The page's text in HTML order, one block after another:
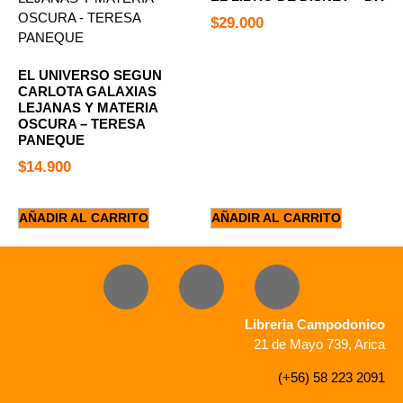
EL UNIVERSO SEGUN
CARLOTA GALAXIAS
LEJANAS Y MATERIA
OSCURA – TERESA
PANEQUE
$14.900
AÑADIR AL CARRITO
$29.000
AÑADIR AL CARRITO
Libreria Campodonico
21 de Mayo 739, Arica
(+56) 58 223 2091